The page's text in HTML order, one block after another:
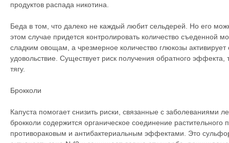
продуктов распада никотина.
Беда в том, что далеко не каждый любит сельдерей. Но его
этом случае придется контролировать количество съеденной
сладким овощам, а чрезмерное количество глюкозы
удовольствие. Существует риск получения обратного эффекта,
тягу.
Брокколи
Капуста помогает снизить риски, связанные с заболеваниями
брокколи содержится органическое соединение растительного
противораковым и антибактериальным эффектами. Это